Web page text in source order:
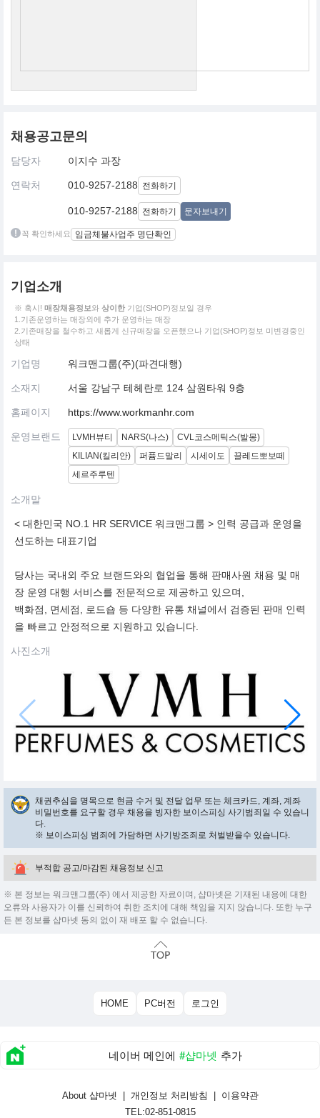
채용공고문의
담당자 이지수 과장
연락처 010-9257-2188 전화하기
010-9257-2188 전화하기 문자보내기
꼭 확인하세요 임금체불사업주 명단확인
기업소개
※ 혹시! 매장채용정보와 상이한 기업(SHOP)정보일 경우
1.기존운영하는 매장외에 추가 운영하는 매장
2.기존매장을 철수하고 새롭게 신규매장을 오픈했으나 기업(SHOP)정보 미변경중인
상태
기업명 워크맨그룹(주)(파견대행)
소재지 서울 강남구 테헤란로 124 삼원타워 9층
홈페이지 https://www.workmanhr.com
운영브랜드 LVMH뷰티 NARS(나스)
CVL코스메틱스(발몽)
KILIAN(킬리안)
퍼퓸드말리 시세이도
끌레드뽀보떼
세르주루텐
소개말
< 대한민국 NO.1 HR SERVICE 워크맨그룹 > 인력 공급과 운영을
선도하는 대표기업
당사는 국내외 주요 브랜드와의 협업을 통해 판매사원 채용 및 매
장 운영 대행 서비스를 전문적으로 제공하고 있으며,
백화점, 면세점, 로드숍 등 다양한 유통 채널에서 검증된 판매 인력
을 빠르고 안정적으로 지원하고 있습니다.
사진소개
채권추심을 명목으로 현금 수거 및 전달 업무 또는 체크카드, 계좌, 계좌
비밀번호를 요구할 경우 채용을 빙자한 보이스피싱 사기범죄일 수 있습니
다.
※ 보이스피싱 범죄에 가담하면 사기방조죄로 처벌받을수 있습니다.
부적합 공고/마감된 채용정보 신고
※ 본 정보는 워크맨그룹(주) 에서 제공한 자료이며, 샵마넷은 기재된 내용에 대한
오류와 사용자가 이를 신뢰하여 취한 조치에 대해 책임을 지지 않습니다. 또한 누구
든 본 정보를 샵마넷 동의 없이 재 배포 할 수 없습니다.
HOME PC버전 로그인
네이버 메인에 #샵마넷 추가
About 샵마넷 개인정보 처리방침
이용약관
TEL:02-851-0815